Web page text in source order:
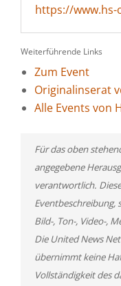
https://www.hs-
Weiterführende Links
Zum Event
Originalinserat
Alle Events von
Für das oben
angegebene
verantwortlich.
Eventbeschreibung,
Bild-, Ton-, Video-,
Die United News
übernimmt keine
Vollständigkeit des